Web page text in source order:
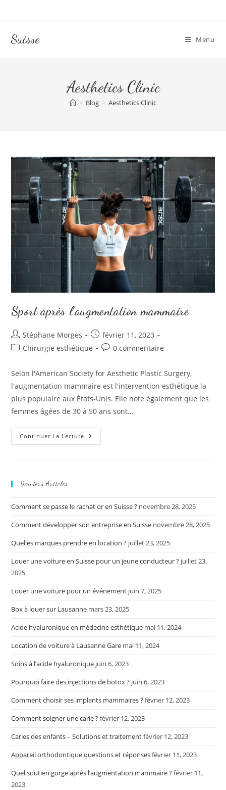
Suisse Menu
Aesthetics Clinic
> Blog > Aesthetics Clinic
Sport après l’augmentation mammaire
Auteur/autrice
de
Stéphane Morges
Publication
publiée :
février 11, 2023
PostChirurgie esthétique
Commentaires
0 commentaire
Selon l'American Society for Aesthetic Plastic Surgery,
l'augmentation mammaire est l'intervention esthétique la
plus populaire aux États-Unis. Elle note également que les
femmes âgées de 30 à 50 ans sont…
Continuer La Lecture Sport
Après
Derniers Articles
Comment se passe le rachat or en Suisse ? novembre 28, 2025
Comment développer son entreprise en Suisse novembre 28, 2025
Quelles marques prendre en location ? juillet 23, 2025
Louer une voiture en Suisse pour un jeune conducteur ? juillet 23,
2025
Louer une voiture pour un événement juin 7, 2025
Box à louer sur Lausanne mars 23, 2025
Acide hyaluronique en médecine esthétique mai 11, 2024
Location de voiture à Lausanne Gare mai 11, 2024
Soins à l’acide hyaluronique juin 6, 2023
Pourquoi faire des injections de botox ? juin 6, 2023
Comment choisir ses implants mammaires ?février 12, 2023
Comment soigner une carie ?février 12, 2023
Caries des enfants – Solutions et traitementfévrier 12, 2023
Appareil orthodontique questions et réponsesfévrier 11, 2023
Quel soutien gorge après l’augmentation mammaire ?février 11,
2023